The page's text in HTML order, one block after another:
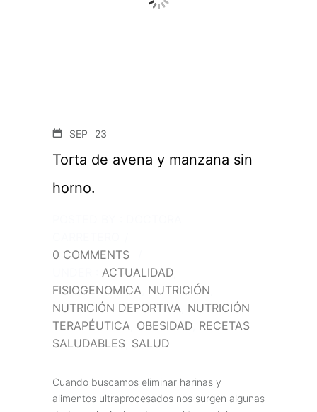
SEP 23
Torta de avena y manzana sin
horno.
0 COMMENTS
ACTUALIDAD
FISIOGENOMICA NUTRICIÓN
NUTRICIÓN DEPORTIVA NUTRICIÓN
TERAPÉUTICA OBESIDAD RECETAS
SALUDABLES SALUD
Cuando buscamos eliminar harinas y
alimentos ultraprocesados nos surgen algunas